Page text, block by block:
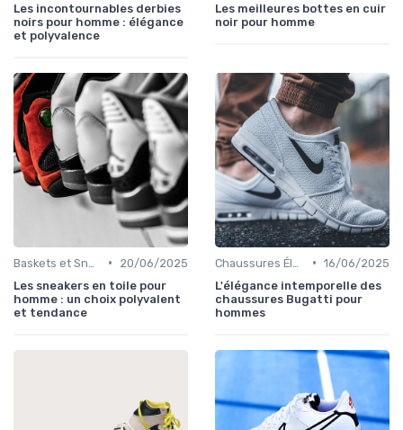
Les incontournables derbies
noirs pour homme : élégance
et polyvalence
Les meilleures bottes en cuir
noir pour homme
•
20/06/2025
Les sneakers en toile pour
homme : un choix polyvalent
et tendance
• 16/06/2025
L'élégance intemporelle des
chaussures Bugatti pour
hommes